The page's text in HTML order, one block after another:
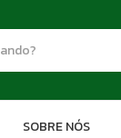
SOBRE NÓS